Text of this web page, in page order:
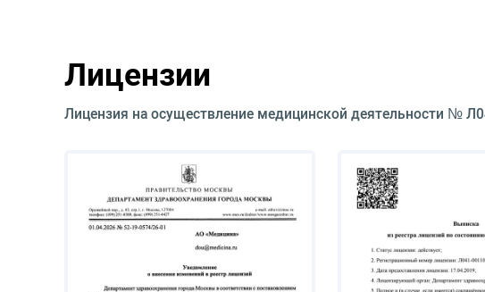
Лицензии
Лицензия на осуществление медицинской деятельности №